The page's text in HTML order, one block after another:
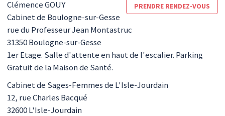
ClémenceGOUY PRENDRE RENDEZ-VOUS
Cabinet de Boulogne-sur-Gesse
rue du Professeur Jean Montastruc
31350Boulogne-sur-Gesse
1er Etage. Salle d'attente en haut de l'escalier. Parking
Gratuit de la Maison de Santé.
Cabinet de Sages-Femmes de L'Isle-Jourdain
12, rue Charles Bacqué
32600L'Isle-Jourdain